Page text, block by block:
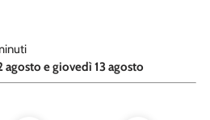
agosto e giovedì 13 agosto